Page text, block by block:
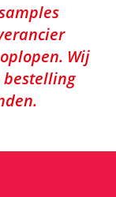
Wij
bestelling